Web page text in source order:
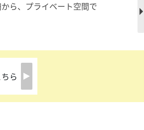
ら、プライベート空間で
ら